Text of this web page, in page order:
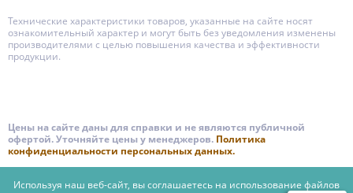
Технические характеристики товаров, указанные на сайте носят
ознакомительный характер и могут быть без уведомления изменены
производителями с целью повышения качества и эффективности
продукции.
Цены на сайте даны для справки и не являются публичной
офертой. Уточняйте цены у менеджеров. Политика
конфиденциальности персональных данных.
Используя наш веб-сайт, вы соглашаетесь на использование файлов